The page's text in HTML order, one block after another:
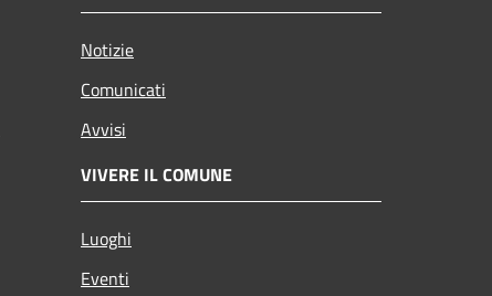
Notizie
Comunicati
Avvisi
VIVERE IL COMUNE
Luoghi
Eventi